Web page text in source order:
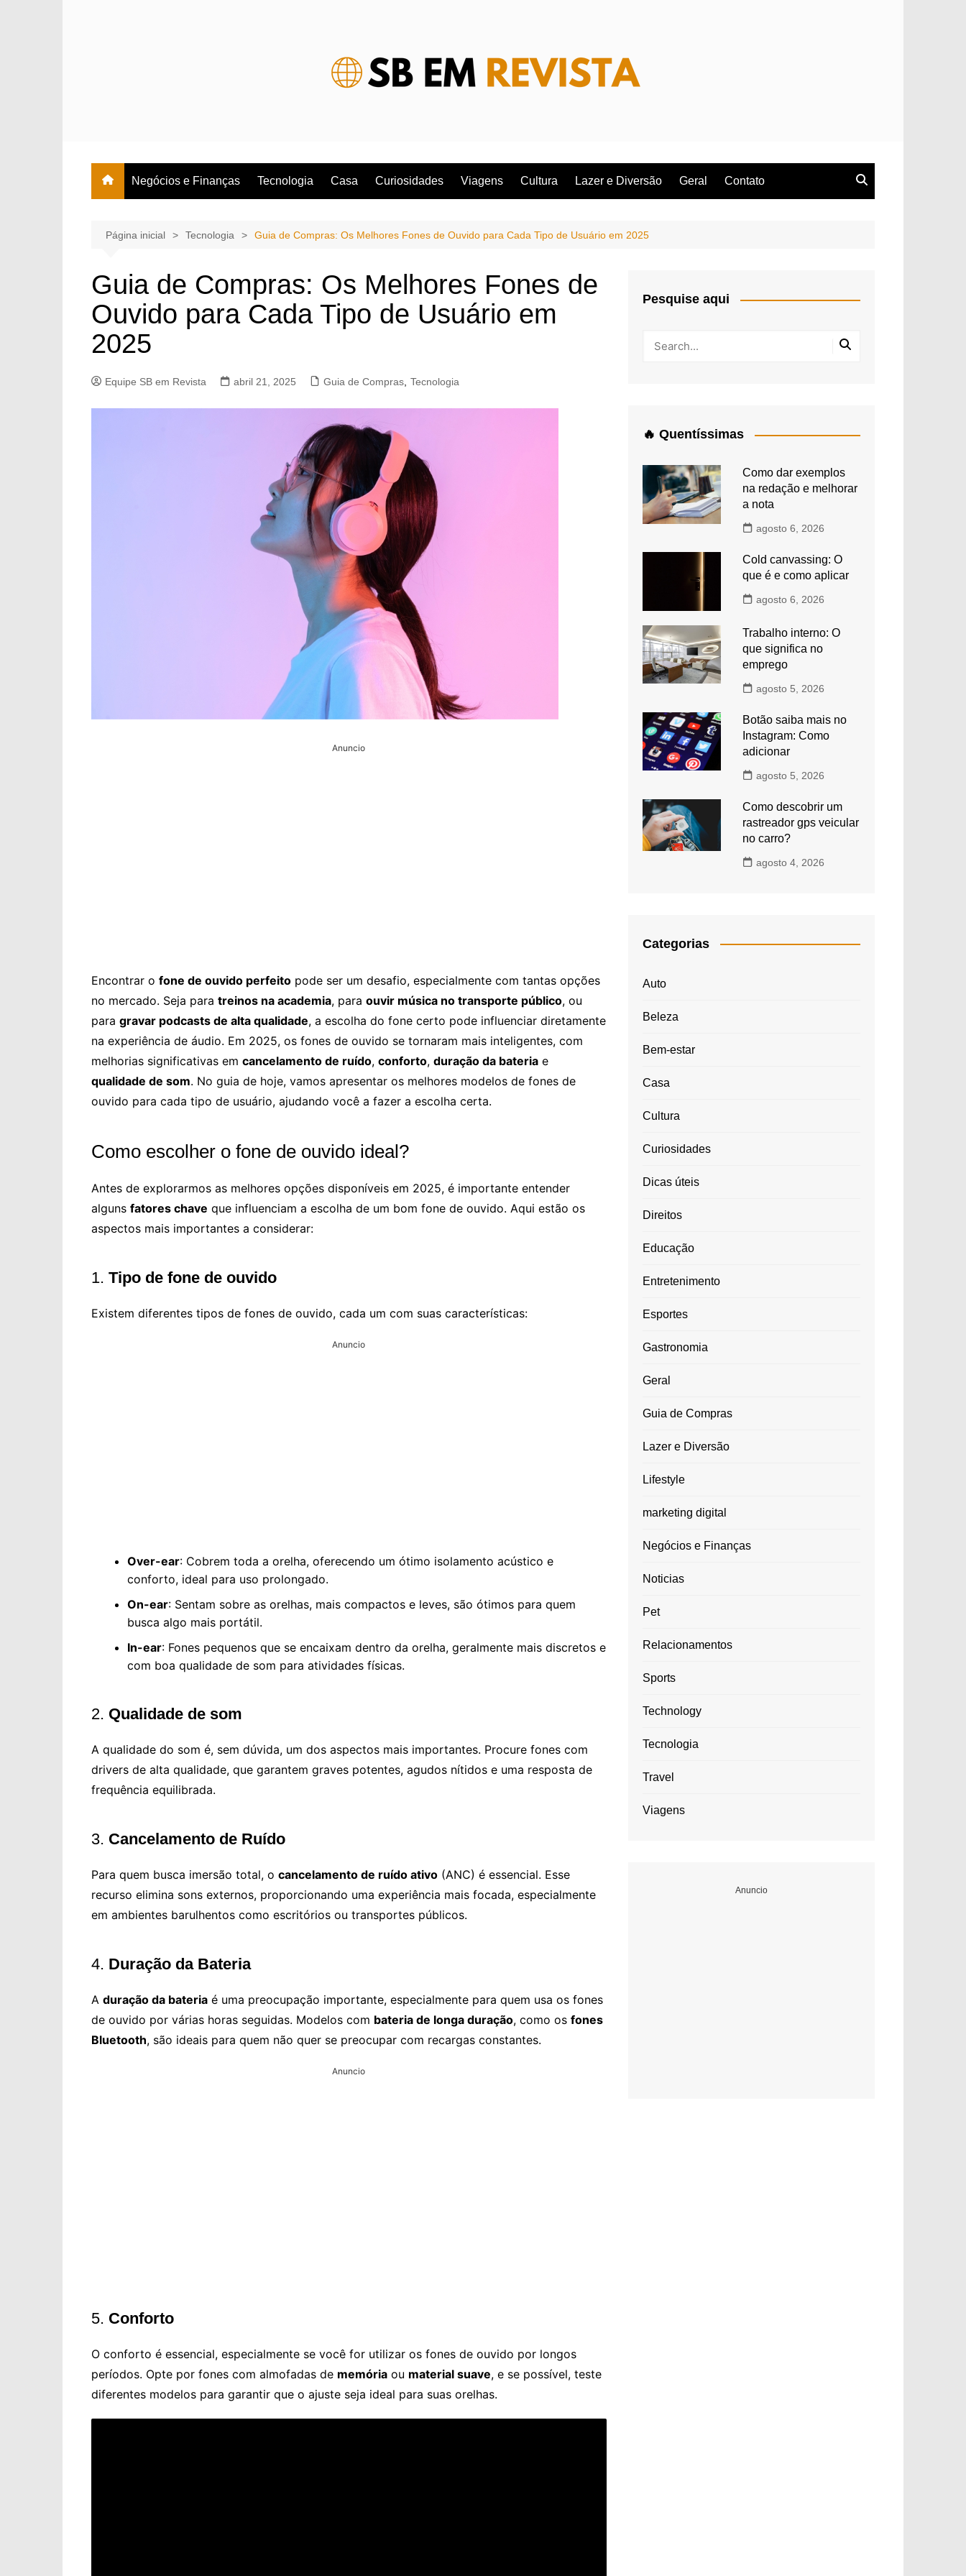
Negócios e Finanças Tecnologia Casa Curiosidades Viagens Cultura Lazer e Diversão Geral Contato
Página inicial Tecnologia Guia de Compras: Os Melhores Fones de Ouvido para Cada Tipo de Usuário em 2025
Guia de Compras: Os Melhores Fones de
Ouvido para Cada Tipo de Usuário em
2025
Equipe SB em Revista abril 21, 2025 Guia de Compras Tecnologia
Anuncio
Encontrar o fone de ouvido perfeito pode ser um desafio, especialmente com tantas opções
no mercado. Seja para treinos na academia, para ouvir música no transporte público, ou
para gravar podcasts de alta qualidade, a escolha do fone certo pode influenciar diretamente
na experiência de áudio. Em 2025, os fones de ouvido se tornaram mais inteligentes, com
melhorias significativas em cancelamento de ruído, conforto, duração da bateria e
qualidade de som. No guia de hoje, vamos apresentar os melhores modelos de fones de
ouvido para cada tipo de usuário, ajudando você a fazer a escolha certa.
Como escolher o fone de ouvido ideal?
Antes de explorarmos as melhores opções disponíveis em 2025, é importante entender
alguns fatores chave que influenciam a escolha de um bom fone de ouvido. Aqui estão os
aspectos mais importantes a considerar:
1. Tipo de fone de ouvido
Existem diferentes tipos de fones de ouvido, cada um com suas características:
Anuncio
Over-ear: Cobrem toda a orelha, oferecendo um ótimo isolamento acústico e
conforto, ideal para uso prolongado.
On-ear: Sentam sobre as orelhas, mais compactos e leves, são ótimos para quem
busca algo mais portátil.
In-ear: Fones pequenos que se encaixam dentro da orelha, geralmente mais discretos e
com boa qualidade de som para atividades físicas.
2. Qualidade de som
A qualidade do som é, sem dúvida, um dos aspectos mais importantes. Procure fones com
drivers de alta qualidade, que garantem graves potentes, agudos nítidos e uma resposta de
frequência equilibrada.
3. Cancelamento de Ruído
Para quem busca imersão total, o cancelamento de ruído ativo (ANC) é essencial. Esse
recurso elimina sons externos, proporcionando uma experiência mais focada, especialmente
em ambientes barulhentos como escritórios ou transportes públicos.
4. Duração da Bateria
A duração da bateria é uma preocupação importante, especialmente para quem usa os fones
de ouvido por várias horas seguidas. Modelos com bateria de longa duração, como os fones
Bluetooth, são ideais para quem não quer se preocupar com recargas constantes.
Anuncio
5. Conforto
O conforto é essencial, especialmente se você for utilizar os fones de ouvido por longos
períodos. Opte por fones com almofadas de memória ou material suave, e se possível, teste
diferentes modelos para garantir que o ajuste seja ideal para suas orelhas.
Pesquise aqui
🔥 Quentíssimas
Como dar exemplos
na redação e melhorar
a nota
agosto 6, 2026
Cold canvassing: O
que é e como aplicar
agosto 6, 2026
Trabalho interno: O
que significa no
emprego
agosto 5, 2026
Botão saiba mais no
Instagram: Como
adicionar
agosto 5, 2026
Como descobrir um
rastreador gps veicular
no carro?
agosto 4, 2026
Categorias
Auto
Beleza
Bem-estar
Casa
Cultura
Curiosidades
Dicas úteis
Direitos
Educação
Entretenimento
Esportes
Gastronomia
Geral
Guia de Compras
Lazer e Diversão
Lifestyle
marketing digital
Negócios e Finanças
Noticias
Pet
Relacionamentos
Sports
Technology
Tecnologia
Travel
Viagens
Anuncio